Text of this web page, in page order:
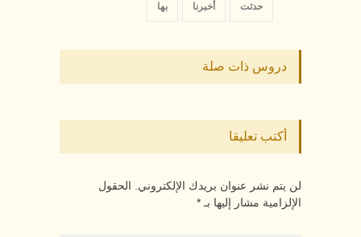
حدثت أخبرنا بها
دروس ذات صلة
أكتب تعليقا
لن يتم نشر عنوان بريدك الإلكتروني. الحقول
الإلزامية مشار إليها بـ *